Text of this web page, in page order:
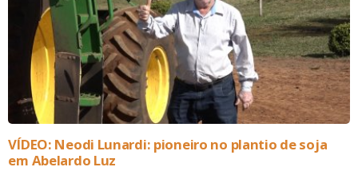
VÍDEO: Neodi Lunardi: pioneiro no plantio de soja
em Abelardo Luz